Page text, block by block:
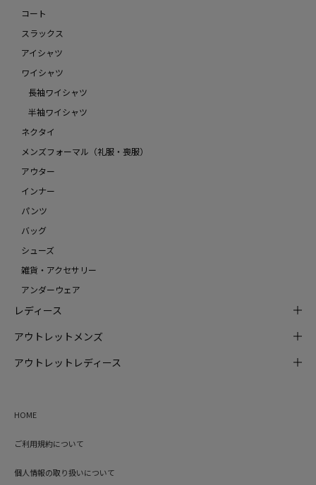
コート
スラックス
アイシャツ
ワイシャツ
長袖ワイシャツ
半袖ワイシャツ
ネクタイ
メンズフォーマル（礼服・喪服）
アウター
インナー
パンツ
バッグ
シューズ
雑貨・アクセサリー
アンダーウェア
レディース
アウトレットメンズ
アウトレットレディース
HOME
ご利用規約について
個人情報の取り扱いについて